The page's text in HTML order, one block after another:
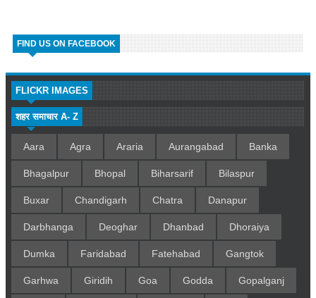
FIND US ON FACEBOOK
FLICKR IMAGES
शहर समाचार A- Z
Aara Agra Araria Aurangabad Banka
Bhagalpur Bhopal Biharsarif Bilaspur
Buxar Chandigarh Chatra Danapur
Darbhanga Deoghar Dhanbad Dhoraiya
Dumka Faridabad Fatehabad Gangtok
Garhwa Giridih Goa Godda Gopalganj